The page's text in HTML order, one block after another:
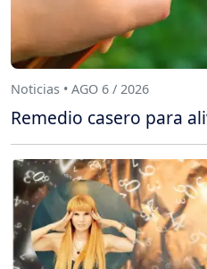
Noticias • AGO 6 / 2026
Remedio casero para